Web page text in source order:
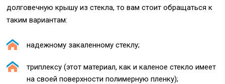
долговечную крышу из стекла, то вам стоит обращаться к
таким вариантам:
надежному закаленному стеклу;
триплексу (этот материал, как и каленое стекло имеет
на своей поверхности полимерную пленку);